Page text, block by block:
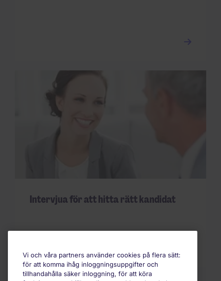
Intervjua för att hitta rätt kandidat
Vi och våra partners använder cookies på flera sätt:
för att komma ihåg inloggningsuppgifter och
tillhandahålla säker inloggning, för att köra